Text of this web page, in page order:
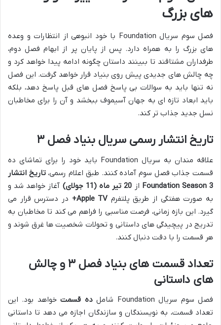
های بزرگ
فصل سوم سریال Foundation با خود انبوهی از انتظارات و وعده
های بزرگ را به همراه دارد. پس از پایان پر از ابهام فصل دوم،
طرفداران مشتاقند تا ببینند داستان چگونه ادامه پیدا خواهد کرد و
چه چالش های جدیدی پیش روی بنیاد قرار خواهد گرفت. این فصل
نه تنها باید به سوالات بی پاسخ فصل های قبل پاسخ دهد، بلکه
باید ابعاد تازه ای به جهان آسیموف ببخشد و آن را برای مخاطبان
نسل جدید جذاب تر کند.
تاریخ انتشار رسمی سریال بنیاد فصل ۳
علاقه مندان به سریال Foundation باید خود را برای تماشای ده
قسمت جذاب فصل سوم آماده کنند. طبق اعلام رسمی،تاریخ انتشار
Foundation Season 3 از 20 تیر ماه (11 جولای)
آغاز خواهد شد و
به صورت هفتگی از طریق پلتفرم Apple TV+
در دسترس قرار می
گیرد. این بازه زمانی، فرصت مناسبی را فراهم می کند تا مخاطبان به
تدریج در پیچیدگی های داستانی و تحولات شخصیت ها غرق شوند و
هر قسمت را با دقت دنبال کنند.
تعداد قسمت های بنیاد فصل ۳ و چالش
های داستانی
فصل سوم سریال Foundation شامل ده قسمتخواهد بود. این
تعداد قسمت، به نویسندگان و سازندگان اجازه می دهد تا داستانی